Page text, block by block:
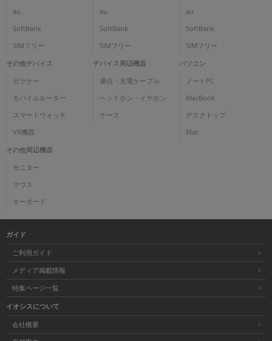
au
SoftBank
SIMフリー
au
SoftBank
SIMフリー
au
SoftBank
SIMフリー
その他デバイス
ガラケー
モバイルルーター
スマートウォッチ
VR機器
デバイス周辺機器
通信・充電ケーブル
ヘッドホン・イヤホン
ケース
パソコン
ノートPC
MacBook
デスクトップ
Mac
その他周辺機器
モニター
マウス
キーボード
ガイド
ご利用ガイド
メディア掲載情報
特集ページ一覧
イオシスについて
会社概要